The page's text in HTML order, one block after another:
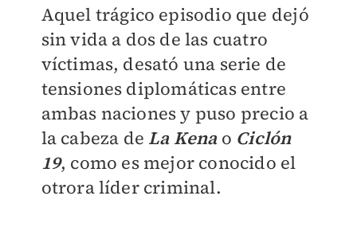
Aquel trágico episodio que dejó
sin vida a dos de las cuatro
víctimas, desató una serie de
tensiones diplomáticas entre
ambas naciones y puso precio a
la cabeza de La Kenao Ciclón
19, como es mejor conocido el
otrora líder criminal.